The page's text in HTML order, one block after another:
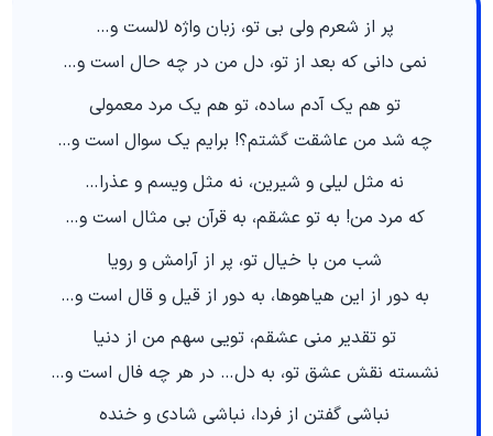
پر از شعرم ولی بی تو، زبان واژه لالست و…
نمی دانی که بعد از تو، دل من در چه حال است و…
تو هم یک آدم ساده، تو هم یک مرد معمولی
چه شد من عاشقت گشتم؟! برایم یک سوال است و…
نه مثل لیلی و شیرین، نه مثل ویسم و عذرا…
که مرد من! به تو عشقم، به قرآن بی مثال است و…
شب من با خیال تو، پر از آرامش و رویا
به دور از این هیاهوها، به دور از قیل و قال است و…
تو تقدیر منی عشقم، تویی سهم من از دنیا
نشسته نقش عشق تو، به دل… در هر چه فال است و…
نباشی گفتن از فردا، نباشی شادی و خنده